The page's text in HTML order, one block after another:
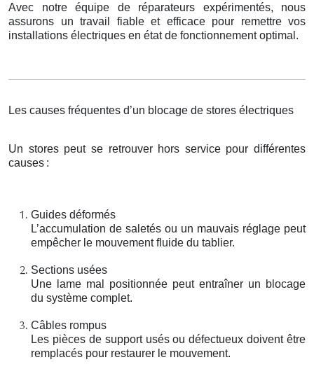
Avec notre équipe de réparateurs expérimentés, nous
assurons un travail fiable et efficace pour remettre vos
installations électriques en état de fonctionnement optimal.
Les causes fréquentes d’un blocage de stores électriques
Un stores peut se retrouver hors service pour différentes
causes :
Guides déformés
L’accumulation de saletés ou un mauvais réglage peut
empêcher le mouvement fluide du tablier.
Sections usées
Une lame mal positionnée peut entraîner un blocage
du système complet.
Câbles rompus
Les pièces de support usés ou défectueux doivent être
remplacés pour restaurer le mouvement.